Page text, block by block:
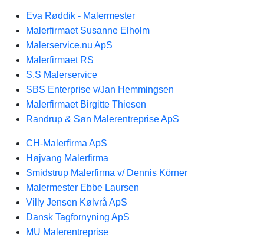
Eva Røddik - Malermester
Malerfirmaet Susanne Elholm
Malerservice.nu ApS
Malerfirmaet RS
S.S Malerservice
SBS Enterprise v/Jan Hemmingsen
Malerfirmaet Birgitte Thiesen
Randrup & Søn Malerentreprise ApS
CH-Malerfirma ApS
Højvang Malerfirma
Smidstrup Malerfirma v/ Dennis Körner
Malermester Ebbe Laursen
Villy Jensen Kølvrå ApS
Dansk Tagfornyning ApS
MU Malerentreprise